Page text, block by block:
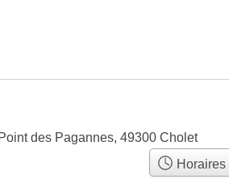
des Pagannes, 49300 Cholet
Horaires